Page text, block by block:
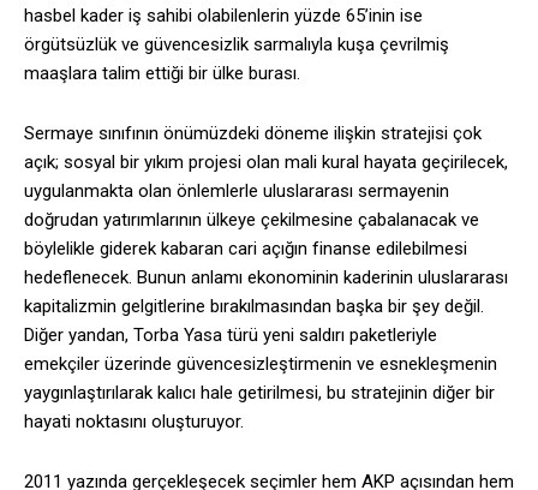
hasbel kader iş sahibi olabilenlerin yüzde 65’inin ise
örgütsüzlük ve güvencesizlik sarmalıyla kuşa çevrilmiş
maaşlara talim ettiği bir ülke burası.
Sermaye sınıfının önümüzdeki döneme ilişkin stratejisi çok
açık; sosyal bir yıkım projesi olan mali kural hayata geçirilecek,
uygulanmakta olan önlemlerle uluslararası sermayenin
doğrudan yatırımlarının ülkeye çekilmesine çabalanacak ve
böylelikle giderek kabaran cari açığın finanse edilebilmesi
hedeflenecek. Bunun anlamı ekonominin kaderinin uluslararası
kapitalizmin gelgitlerine bırakılmasından başka bir şey değil.
Diğer yandan, Torba Yasa türü yeni saldırı paketleriyle
emekçiler üzerinde güvencesizleştirmenin ve esnekleşmenin
yaygınlaştırılarak kalıcı hale getirilmesi, bu stratejinin diğer bir
hayati noktasını oluşturuyor.
2011 yazında gerçekleşecek seçimler hem AKP açısından hem